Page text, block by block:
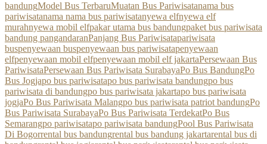
bandungModel Bus TerbaruMuatan Bus Pariwisatanama bus
pariwisatanama nama bus pariwisatanyewa elfnyewa elf
murahnyewa mobil elfpakar utama bus bandungpaket bus pariwisata
bandung pangandaranPanjang Bus Pariwisatapariwisata
buspenyewaan buspenyewaan bus pariwisatapenyewaan
elfpenyewaan mobil elfpenyewaan mobil elf jakartaPersewaan Bus
PariwisataPersewaan Bus Pariwisata SurabayaPo Bus BandungPo
Bus Jogjapo bus pariwisatapo bus pariwisata bandungpo bus
pariwisata di bandungpo bus pariwisata jakartapo bus pariwisata
jogjaPo Bus Pariwisata Malangpo bus pariwisata patriot bandungPo
Bus Pariwisata SurabayaPo Bus Pariwisata TerdekatPo Bus
Semarangpo pariwisatapo pariwisata bandungPool Bus Pariwisata
Di Bogorrental bus bandungrental bus bandung jakartarental bus di